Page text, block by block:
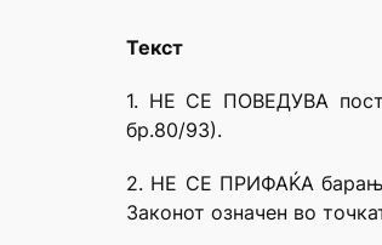
Текст
1. НЕ СЕ ПОВЕДУВА
бр.80/93).
2. НЕ СЕ ПРИФАЌА
Законот означен во